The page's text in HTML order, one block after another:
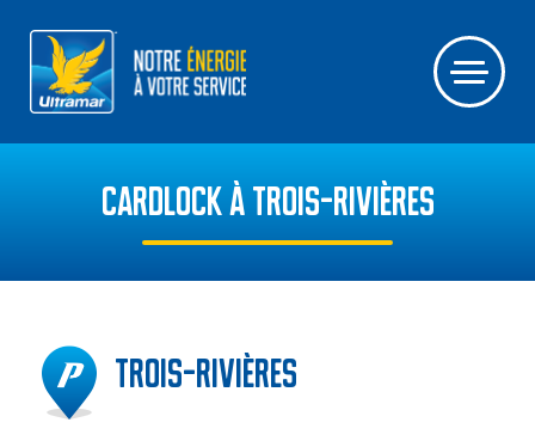
CARDLOCK À TROIS-RIVIÈRES
Trois-Rivières